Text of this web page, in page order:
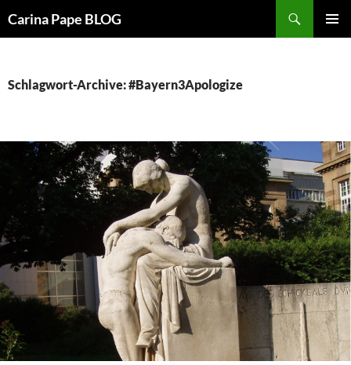
Carina Pape BLOG
Schlagwort-Archive: #Bayern3Apologize